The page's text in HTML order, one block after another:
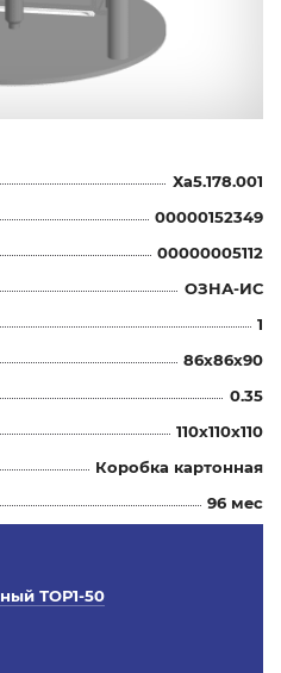
Ха5.178.001
00000152349
00000005112
ОЗНА-ИС
1
86x86x90
0.35
110x110x110
Коробка картонная
96 мес
ТОР1-50